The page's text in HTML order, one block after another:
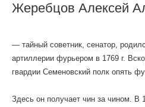
Жеребцов Алексей
— тайный советник, сенатор,
артиллерии фурьером в 1769 г.
гвардии Семеновский полк опять
Здесь он получает чин за чином. В